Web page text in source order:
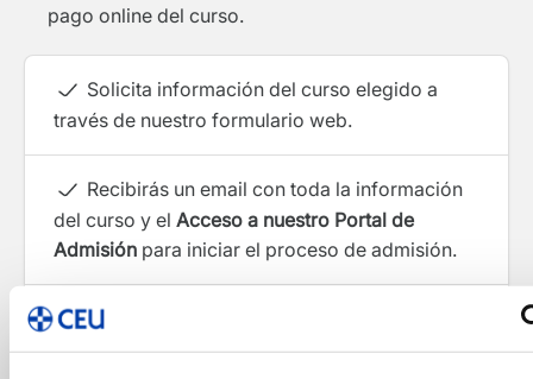
pago online del curso.
Solicita información del curso elegido a
través de nuestro formulario web.
Recibirás un email con toda la información
del curso y el Acceso a nuestro Portal de
Admisión para iniciar el proceso de admisión.
Reserva tu plaza completando el
de Admisiónen el portal de admisión y realiza